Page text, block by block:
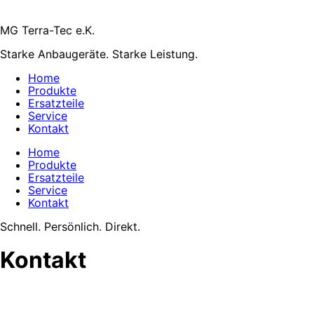
MG Terra-Tec e.K.
Starke Anbaugeräte. Starke Leistung.
Home
Produkte
Ersatzteile
Service
Kontakt
Home
Produkte
Ersatzteile
Service
Kontakt
Schnell. Persönlich. Direkt.
Kontakt